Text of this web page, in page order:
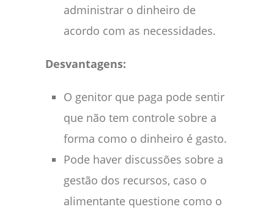
administrar o dinheiro de
acordo com as necessidades.
Desvantagens:
O genitor que paga pode sentir
que não tem controle sobre a
forma como o dinheiro é gasto.
Pode haver discussões sobre a
gestão dos recursos, caso o
alimentante questione como o